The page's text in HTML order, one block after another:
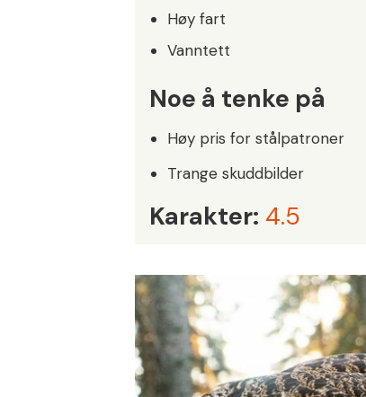
Høy fart
Vanntett
Noe å tenke på
Høy pris for stålpatroner
Trange skuddbilder
Karakter: 4.5